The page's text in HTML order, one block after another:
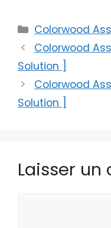
Catégories
Colorwood
Colorwood
Solution ]
Colorwood
Solution ]
Laisser